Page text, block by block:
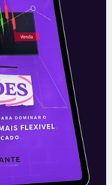
classe de
e cada dia
dos
de pagamento
semana,
para
são